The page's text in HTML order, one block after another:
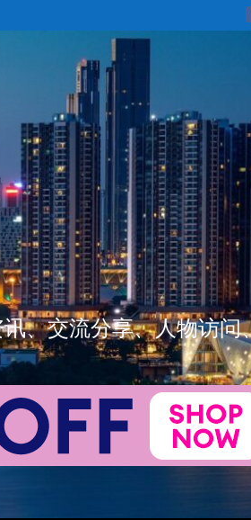
、交流分享、人物访问